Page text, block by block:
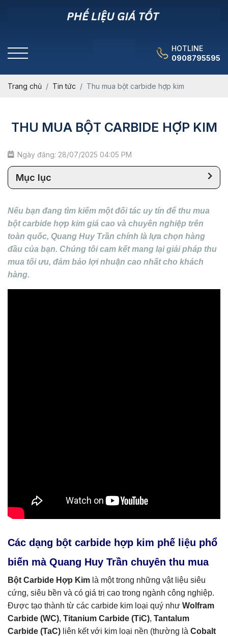
HOTLINE
0908795595
Trang chủ Tin tức Thu mua bột carbide hợp kim
THU MUA BỘT CARBIDE HỢP KIM
Ngày đăng: 28/07/2025 04:05 PM
Mục lục
Nếu bạn đang tìm kiếm một đối tác uy tín để thu mua
bột carbide hợp kim giá cao và chuyên nghiệp trên
toàn quốc, Quang Huy Trần chính là lựa chọn hàng
đầu của bạn. Chúng tôi cam kết mang lại giải pháp thu
mua tối ưu, đảm bảo lợi nhuận cao nhất cho khách
hàng.
Các dạng bột carbide hợp kim phế liệu phổ
biến mà Quang Huy Trần chuyên thu mua
Bột Carbide Hợp Kim là một trong những vật liệu siêu
cứng, siêu bền và có giá trị cao trong ngành công nghiệp.
Được tạo thành từ các carbide kim loại quý như Wolfram
Carbide (WC), Titanium Carbide (TiC), Tantalum
Carbide (TaC) liên kết với kim loại nền (thường là Cobalt